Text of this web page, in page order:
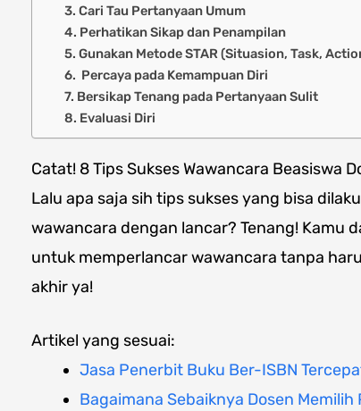
3. Cari Tau Pertanyaan Umum
4. Perhatikan Sikap dan Penampilan
5. Gunakan Metode STAR (Situasion, Task,
6. Percaya pada Kemampuan Diri
7. Bersikap Tenang pada Pertanyaan Sulit
8. Evaluasi Diri
Catat! 8 Tips Sukses Wawancara Beasiswa
Lalu apa saja sih tips sukses yang bisa
wawancara dengan lancar? Tenang! Kamu
untuk memperlancar wawancara tanpa
akhir ya!
Artikel yang sesuai:
Jasa Penerbit Buku Ber-ISBN
Bagaimana Sebaiknya Dosen